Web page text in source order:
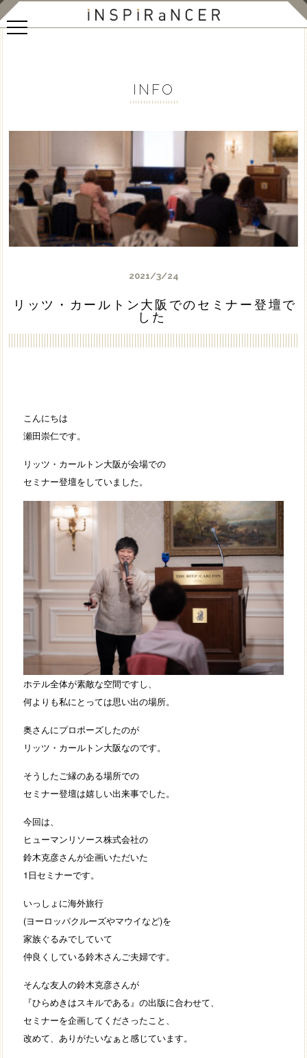
INFO
2021/3/24
リッツ・カールトン大阪でのセミナー登壇で
した
こんにちは
瀬田崇仁です。
リッツ・カールトン大阪が会場での
セミナー登壇をしていました。
ホテル全体が素敵な空間ですし、
何よりも私にとっては思い出の場所。
奥さんにプロポーズしたのが
リッツ・カールトン大阪なのです。
そうしたご縁のある場所での
セミナー登壇は嬉しい出来事でした。
今回は、
ヒューマンリソース株式会社の
鈴木克彦さんが企画いただいた
1日セミナーです。
いっしょに海外旅行
(ヨーロッパクルーズやマウイなど)を
家族ぐるみでしていて
仲良くしている鈴木さんご夫婦です。
そんな友人の鈴木克彦さんが
『ひらめきはスキルである』の出版に合わせて、
セミナーを企画してくださったこと、
改めて、ありがたいなぁと感じています。